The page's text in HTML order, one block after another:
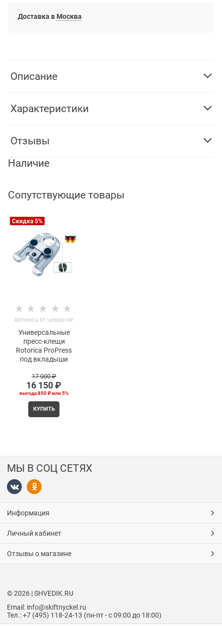
Доставка в Москва
Описание
Характеристики
Отзывы
Наличие
Сопутствующие товары
Скидка 5%
ROTORICA RT.1450001PP
Универсальные
пресс-клещи
Rotorica ProPress
под вкладыши
17 000 ₽
16 150 ₽
выгода850 ₽или5%
КУПИТЬ
МЫ В СОЦ СЕТЯХ
Информация
Личный кабинет
Отзывы о магазине
© 2026 | SHVEDIK.RU
Email: info@skiftnyckel.ru
Тел.: +7 (495) 118-24-13 (пн-пт - с 09:00 до 18:00)